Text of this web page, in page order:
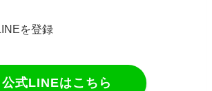
を登録
公式LINEはこちら